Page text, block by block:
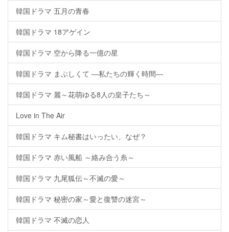
韓国ドラマ 五月の青春
韓国ドラマ 18アゲイン
韓国ドラマ 空から降る一億の星
韓国ドラマ まぶしくて ―私たちの輝く時間―
韓国ドラマ 麗～花萌ゆる8人の皇子たち～
Love in The Air
韓国ドラマ キム秘書はいったい、なぜ？
韓国ドラマ 赤い風船 ～絡み合う糸～
韓国ドラマ 九尾狐伝～不滅の愛～
韓国ドラマ 秘密の家～愛と復讐の迷宮～
韓国ドラマ 不滅の恋人